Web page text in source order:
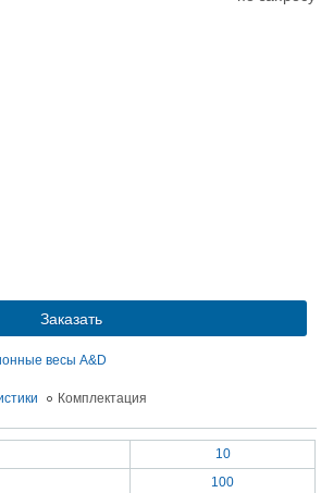
Заказать
весы A&D
Комплектация
10
100